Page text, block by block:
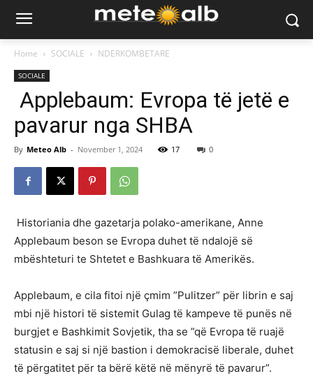
Home SOCIALE NDERKOMBETARE
SOCIALE
Applebaum: Evropa të jetë e
pavarur nga SHBA
By Meteo Alb - November 1, 2024 17 0
Historiania dhe gazetarja polako-amerikane, Anne
Applebaum beson se Evropa duhet të ndalojë së
mbështeturi te Shtetet e Bashkuara të Amerikës.
Applebaum, e cila fitoi një çmim ”Pulitzer” për librin e saj
mbi një histori të sistemit Gulag të kampeve të punës në
burgjet e Bashkimit Sovjetik, tha se ”që Evropa të ruajë
statusin e saj si një bastion i demokracisë liberale, duhet
të përgatitet për ta bërë këtë në mënyrë të pavarur”.